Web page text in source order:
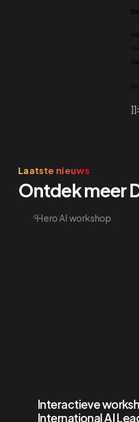
Laatste nieuws
Ontdek meer
Interactieve
International AI